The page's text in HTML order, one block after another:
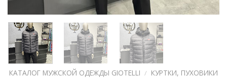
КАТАЛОГ МУЖСКОЙ ОДЕЖДЫ GIOTELLI / КУРТКИ, ПУХОВИКИ